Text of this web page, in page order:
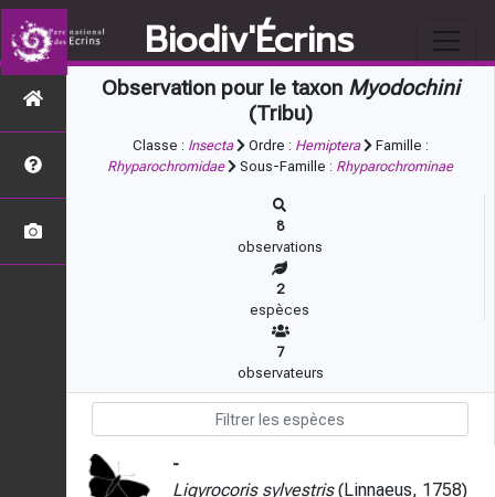
Biodiv'Écrins
Observation pour le taxon Myodochini
(Tribu)
Classe : Insecta Ordre : Hemiptera
Famille :
Rhyparochromidae
Sous-Famille : Rhyparochrominae
8
observations
2
espèces
7
observateurs
-
Ligyrocoris sylvestris(Linnaeus, 1758)